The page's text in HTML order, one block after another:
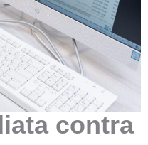
contra